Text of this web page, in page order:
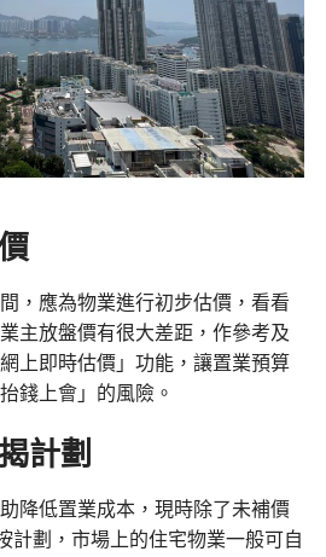
，應為物業進行初步估價，看看
主放盤價有很大差距，作參考及
上即時估價」功能，讓置業預算
錢上會」的風險。
計劃
降低置業成本，現時除了未補價
計劃，市場上的住宅物業一般可自